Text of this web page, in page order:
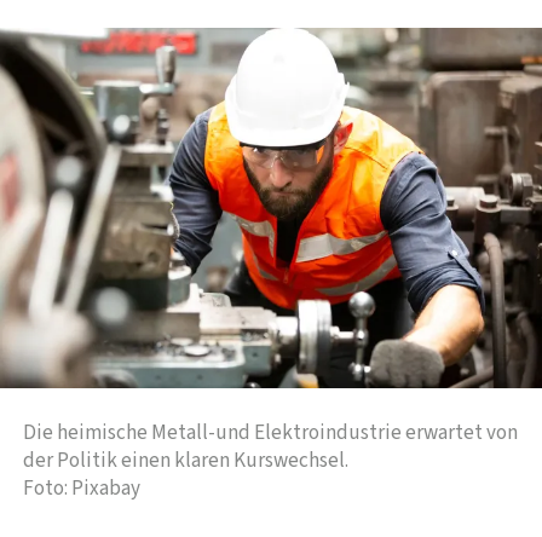
Die heimische Metall-und Elektroindustrie erwartet von
der Politik einen klaren Kurswechsel.
Foto: Pixabay